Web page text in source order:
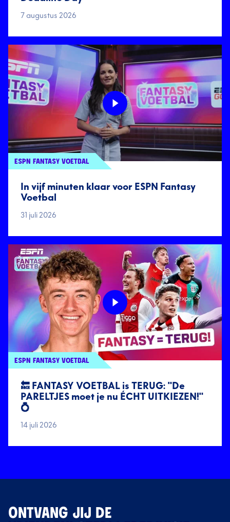
7 augustus 2026
ESPN FANTASY VOETBAL
In vijf minuten klaar voor ESPN Fantasy
Voetbal
31 juli 2026
ESPN FANTASY VOETBAL
🔙 FANTASY VOETBAL is TERUG: "De
PARELTJES moet je nu ÉCHT UITKIEZEN!"
💍
14 juli 2026
ONTVANG JIJ DE